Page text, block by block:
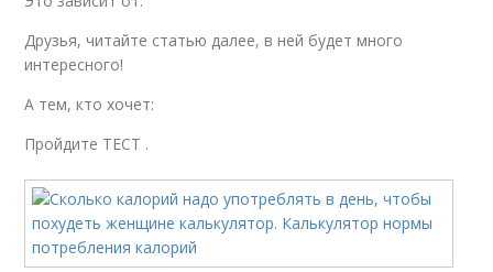
Друзья, читайте статью далее, в ней будет много
интересного!
А тем, кто хочет:
Пройдите ТЕСТ .